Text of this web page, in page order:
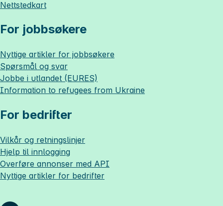
Nettstedkart
For jobbsøkere
Nyttige artikler for jobbsøkere
Spørsmål og svar
Jobbe i utlandet (EURES)
Information to refugees from Ukraine
For bedrifter
Vilkår og retningslinjer
Hjelp til innlogging
Overføre annonser med API
Nyttige artikler for bedrifter